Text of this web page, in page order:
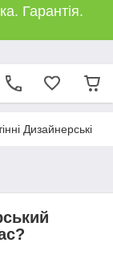
Гарантія.
Дизайнерські